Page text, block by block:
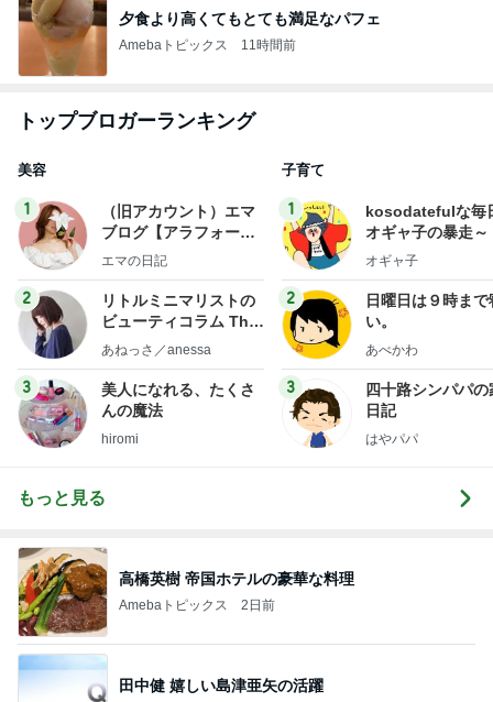
夕食より高くてもとても満足なパフェ
Amebaトピックス 11時間前
トップブロガーランキング
美容
1
（旧アカウント）エマ
ブログ【アラフォー会
社売却セカンドライ
エマの日記
2
リトルミニマリストの
ビューティコラム The
little minimalist's bea
あねっさ／anessa
3
美人になれる、たくさ
んの魔法
hiromi
子育て
1
kosodatefulな毎
オギャ子の暴走～
オギャ子
2
日曜日は９時まで
い。
あべかわ
3
四十路シンパパの
日記
はやパパ
もっと見る
高橋英樹 帝国ホテルの豪華な料理
Amebaトピックス 2日前
田中健 嬉しい島津亜矢の活躍